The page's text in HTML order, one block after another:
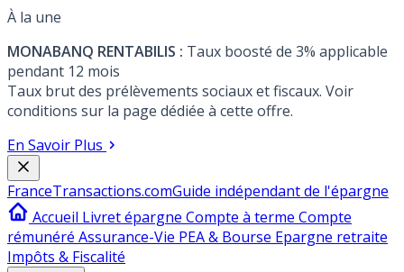
À la une
MONABANQ RENTABILIS : Taux boosté de 3% applicable
pendant 12 mois
Taux brut des prélèvements sociaux et fiscaux. Voir
conditions sur la page dédiée à cette offre.
En Savoir Plus
FranceTransactions.comGuide indépendant de l'épargne
Accueil Livret épargne Compte à terme Compte
rémunéré Assurance-Vie PEA & Bourse Epargne retraite
Impôts & Fiscalité